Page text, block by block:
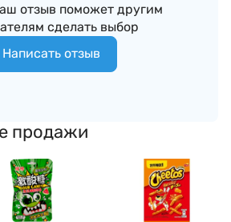
отзыв поможет другим
сделать выбор
Написать отзыв
продажи